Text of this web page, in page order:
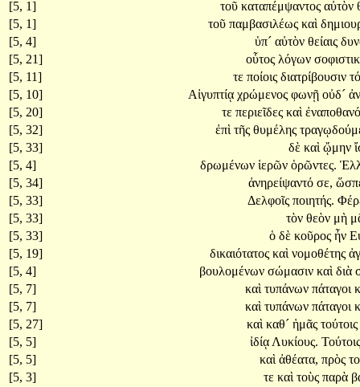
[5, 1]
τοῦ καταπέμψαντος αὐτὸν
[5, 1]
τοῦ παμβασιλέως καὶ
[5, 4]
ὑπ´ αὐτὸν θείαις
[5, 21]
οὗτος λόγων
[5, 11]
τε ποίοις διατρίβουσιν
[5, 10]
Αἰγυπτίᾳ χρώμενος φωνῇ οὐδ´
[5, 20]
τε περιεῖδες καὶ
[5, 32]
ἐπὶ τῆς θυμέλης
[5, 33]
δὲ καὶ ᾤμην
[5, 4]
δρωμένων ἱερῶν ὁρῶντες.
[5, 34]
ἀνηρείψαντό σε,
[5, 33]
Δελφοῖς ποιητής.
[5, 33]
τὸν θεὸν μὴ
[5, 33]
ὁ δὲ κοῦρος ἦν
[5, 19]
δικαιότατος καὶ νομοθέτης
[5, 4]
βουλομένων σώμασιν καὶ διὰ
[5, 7]
καὶ τυπάνων πάταγοι
[5, 7]
καὶ τυπάνων πάταγοι
[5, 27]
καὶ καθ´ ἡμᾶς τούτοις
[5, 5]
ἰδίᾳ Λυκίους.
[5, 5]
καὶ ἀθέατα, πρὸς
[5, 3]
τε καὶ τοὺς παρὰ